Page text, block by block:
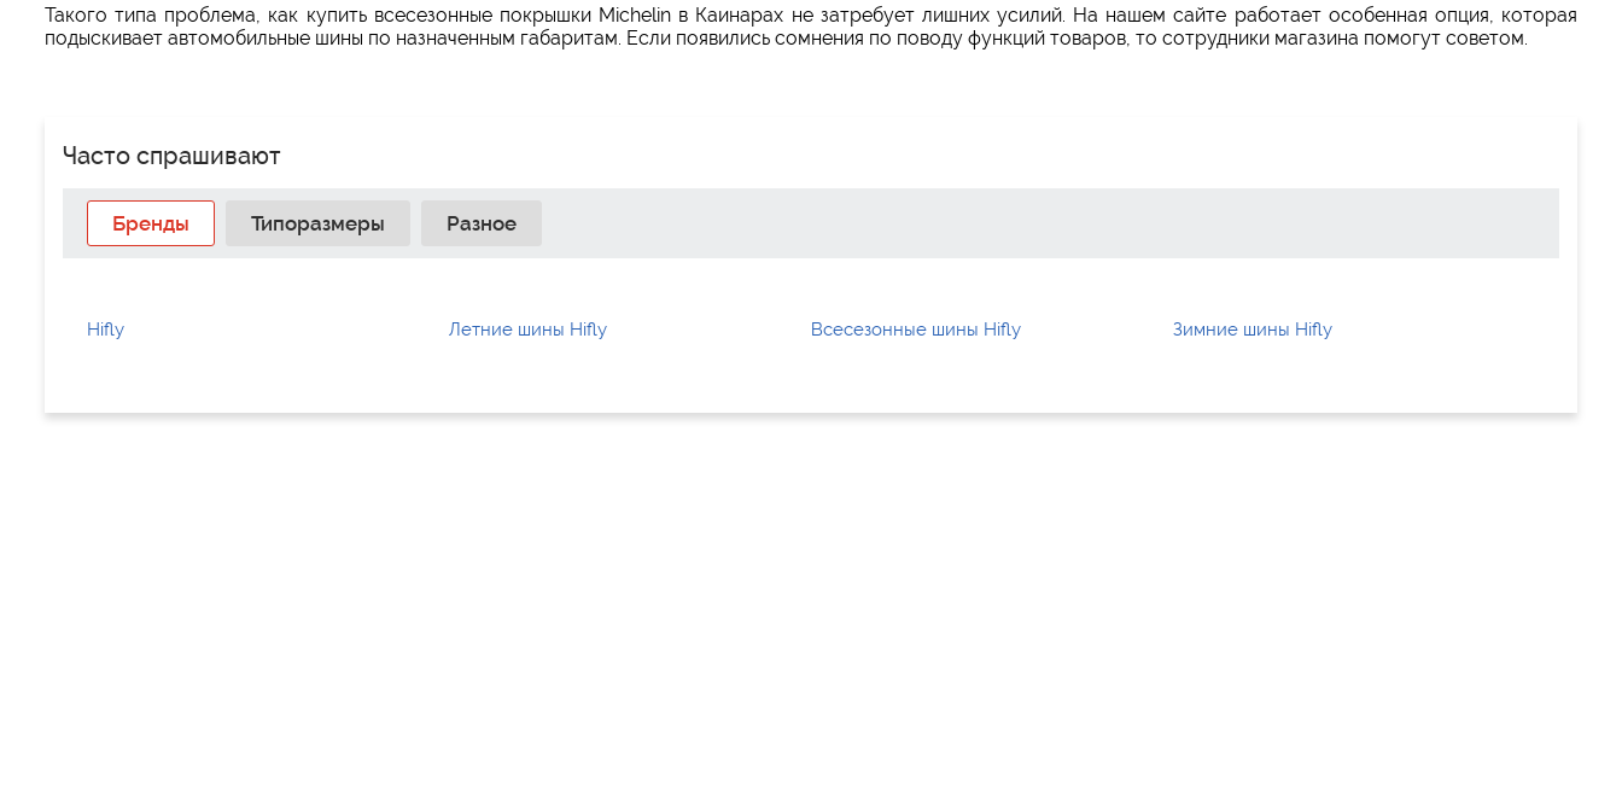
Такого типа проблема, как купить всесезонные покрышки Michelin в Каинарах не затребует лишних усилий. На нашем сайте работает особенная опция, которая
подыскивает автомобильные шины по назначенным габаритам. Если появились сомнения по поводу функций товаров, то сотрудники магазина помогут советом.
Часто спрашивают
Бренды Типоразмеры Разное
Hifly Летние шины Hifly Всесезонные шины Hifly Зимние шины Hifly